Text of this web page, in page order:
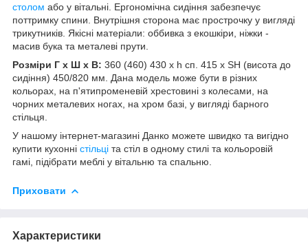
столом або у вітальні. Ергономічна сидіння забезпечує
поттримку спини. Внутрішня сторона має прострочку у вигляді
трикутників. Якісні матеріали: оббивка з екошкіри, ніжки -
масив бука та металеві прути.
Розміри Г х Ш х В: 360 (460) 430 х h сп. 415 x SH (висота до
сидіння) 450/820 мм. Дана модель може бути в різних
кольорах, на п'ятипроменевій хрестовині з колесами, на
чорних металевих ногах, на хром базі, у вигляді барного
стільця.
У нашому інтернет-магазині Данко можете швидко та вигідно
купити кухонні стільці та стіл в одному стилі та кольоровій
гамі, підібрати меблі у вітальню та спальню.
Приховати
Характеристики